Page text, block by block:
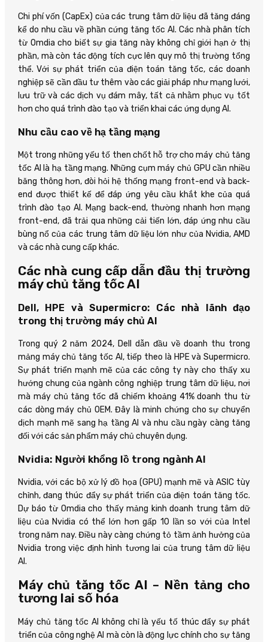
Chi phí vốn (CapEx) của các trung tâm dữ liệu đã tăng đáng
kể do nhu cầu về phần cứng tăng tốc AI. Các nhà phân tích
từ Omdia cho biết sự gia tăng này không chỉ giới hạn ở thị
phần, mà còn tác động tích cực lên quy mô thị trường tổng
thể. Với sự phát triển của điện toán tăng tốc, các doanh
nghiệp sẽ cần đầu tư thêm vào các giải pháp như mạng lưới,
lưu trữ và các dịch vụ đám mây, tất cả nhằm phục vụ tốt
hơn cho quá trình đào tạo và triển khai các ứng dụng AI.
Nhu cầu cao về hạ tầng mạng
Một trong những yếu tố then chốt hỗ trợ cho máy chủ tăng
tốc AI là hạ tầng mạng. Những cụm máy chủ GPU cần nhiều
băng thông hơn, đòi hỏi hệ thống mạng front-end và back-
end được thiết kế để đáp ứng yêu cầu khắt khe của quá
trình đào tạo AI. Mạng back-end, thường nhanh hơn mạng
front-end, đã trải qua những cải tiến lớn, đáp ứng nhu cầu
bùng nổ của các trung tâm dữ liệu lớn như của Nvidia, AMD
và các nhà cung cấp khác.
Các nhà cung cấp dẫn đầu thị trường
máy chủ tăng tốc AI
Dell, HPE và Supermicro: Các nhà lãnh đạo
trong thị trường máy chủ AI
Trong quý 2 năm 2024, Dell dẫn đầu về doanh thu trong
mảng máy chủ tăng tốc AI, tiếp theo là HPE và Supermicro.
Sự phát triển mạnh mẽ của các công ty này cho thấy xu
hướng chung của ngành công nghiệp trung tâm dữ liệu, nơi
mà máy chủ tăng tốc đã chiếm khoảng 41% doanh thu từ
các dòng máy chủ OEM. Đây là minh chứng cho sự chuyển
dịch mạnh mẽ sang hạ tầng AI và nhu cầu ngày càng tăng
đối với các sản phẩm máy chủ chuyên dụng.
Nvidia: Người khổng lồ trong ngành AI
Nvidia, với các bộ xử lý đồ họa (GPU) mạnh mẽ và ASIC tùy
chỉnh, đang thúc đẩy sự phát triển của điện toán tăng tốc.
Dự báo từ Omdia cho thấy mảng kinh doanh trung tâm dữ
liệu của Nvidia có thể lớn hơn gấp 10 lần so với của Intel
trong năm nay. Điều này càng chứng tỏ tầm ảnh hưởng của
Nvidia trong việc định hình tương lai của trung tâm dữ liệu
AI.
Máy chủ tăng tốc AI – Nền tảng cho
tương lai số hóa
Máy chủ tăng tốc AI không chỉ là yếu tố thúc đẩy sự phát
triển của công nghệ AI mà còn là động lực chính cho sự tăng